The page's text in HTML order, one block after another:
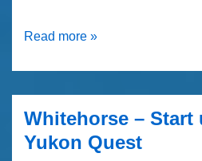
Gold
Read more »
Whitehorse – Start
Yukon Quest